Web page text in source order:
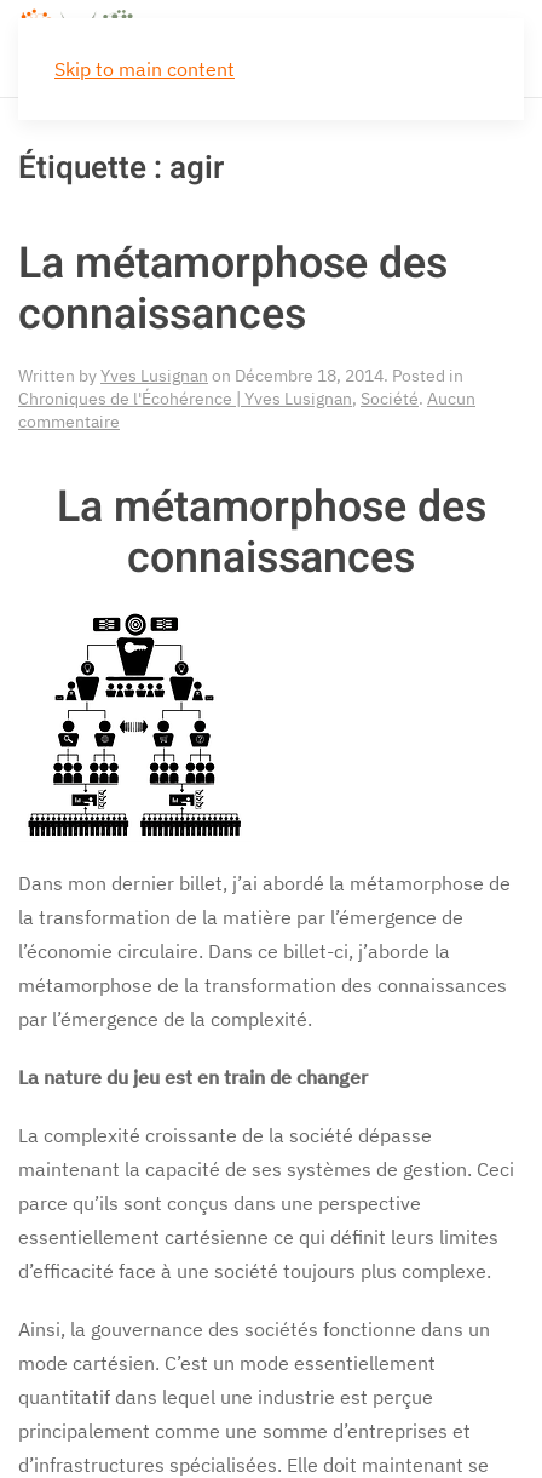
Skip to main content
Étiquette : agir
La métamorphose des
connaissances
Written byYves Lusignan on Décembre 18, 2014. Posted in
Chroniques de l'Écohérence | Yves Lusignan, Société. Aucun
commentaire
connaissances
La métamorphose des
connaissances
Dans mon dernier billet, j’ai abordé la métamorphose de
la transformation de la matière par l’émergence de
l’économie circulaire. Dans ce billet-ci, j’aborde la
métamorphose de la transformation des connaissances
par l’émergence de la complexité.
La nature du jeu est en train de changer
La complexité croissante de la société dépasse
maintenant la capacité de ses systèmes de gestion. Ceci
parce qu’ils sont conçus dans une perspective
essentiellement cartésienne ce qui définit leurs limites
d’efficacité face à une société toujours plus complexe.
Ainsi, la gouvernance des sociétés fonctionne dans un
mode cartésien. C’est un mode essentiellement
quantitatif dans lequel une industrie est perçue
principalement comme une somme d’entreprises et
d’infrastructures spécialisées. Elle doit maintenant se